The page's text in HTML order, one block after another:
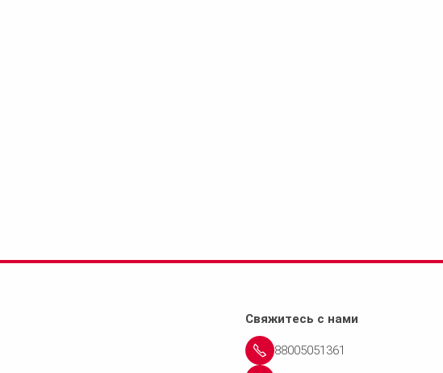
Свяжитесь с нами
88005051361